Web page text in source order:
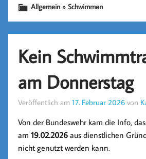
Allgemein »Schwimmen
Kein
am Donnerstag
Veröffentlich am17. Februar 2026 von
Von der Bundeswehr kam die Info,
am19.02.2026aus dienstlichen
nicht genutzt werden kann.